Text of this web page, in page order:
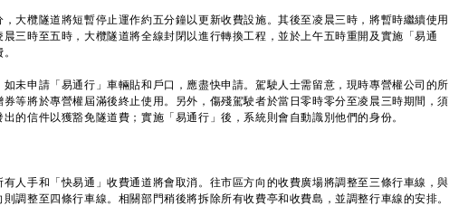
欖隧道將短暫停止運作約五分鐘以更新收費設施。其後至凌晨三時，將暫時繼續使用
晨三時至五時，大欖隧道將全線封閉以進行轉換工程，並於上午五時重開及實施「易通
申請「易通行」車輛貼和戶口，應盡快申請。駕駛人士需留意，現時專營權公司的所
等將於專營權屆滿後終止使用。另外，傷殘駕駛者於當日零時零分至凌晨三時期間，須
的信件以獲豁免隧道費；實施「易通行」後，系統則會自動識別他們的身份。
手和「快易通」收費通道將會取消。往市區方向的收費廣場將調整至三條行車線，與
調整至四條行車線。相關部門稍後將拆除所有收費亭和收費島，並調整行車線的安排。